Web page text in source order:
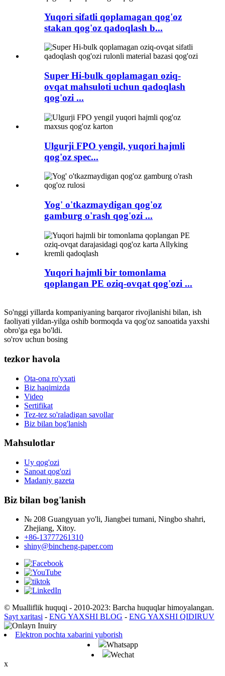
Yuqori sifatli qoplamagan qog'oz
stakan qog'oz qadoqlash b...
Super Hi-bulk qoplamagan oziq-
ovqat mahsuloti uchun qadoqlash
qog'ozi ...
Ulgurji FPO yengil, yuqori hajmli
qog'oz spec...
Yog' o'tkazmaydigan qog'oz
gamburg o'rash qog'ozi ...
Yuqori hajmli bir tomonlama
qoplangan PE oziq-ovqat qog'ozi ...
So'nggi yillarda kompaniyaning barqaror rivojlanishi bilan, ish
faoliyati yildan-yilga oshib bormoqda va qog'oz sanoatida yaxshi
obro'ga ega bo'ldi.
so'rov uchun bosing
tezkor havola
Ota-ona ro'yxati
Biz haqimizda
Video
Sertifikat
Tez-tez so'raladigan savollar
Biz bilan bog'lanish
Mahsulotlar
Uy qog'ozi
Sanoat qog'ozi
Madaniy gazeta
Biz bilan bog'lanish
№ 208 Guangyuan yo'li, Jiangbei tumani, Ningbo shahri,
Zhejiang, Xitoy.
+86-13777261310
shiny@bincheng-paper.com
© Mualliflik huquqi - 2010-2023: Barcha huquqlar himoyalangan.
Sayt xaritasi - ENG YAXSHI BLOG - ENG YAXSHI QIDIRUV
Elektron pochta xabarini yuborish
Whatsapp
Wechat
x